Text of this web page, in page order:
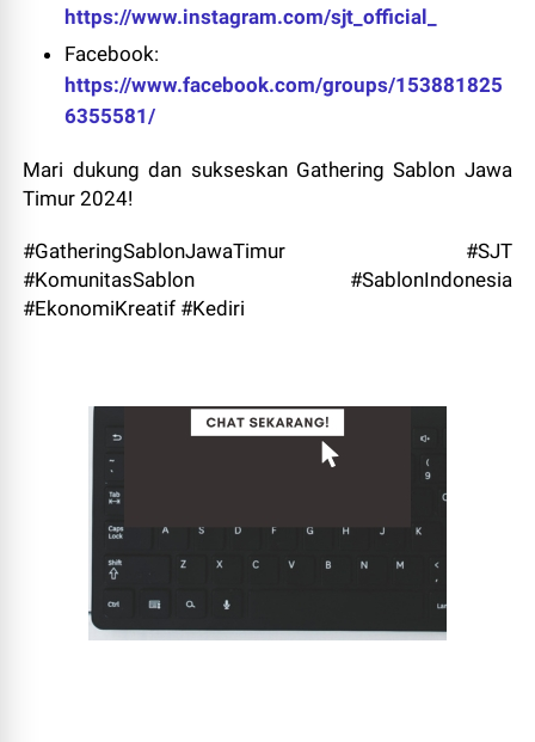
https://www.instagram.com/sjt_official_
Facebook:
https://www.facebook.com/groups/153881825
6355581/
Mari dukung dan sukseskan Gathering Sablon Jawa
Timur 2024!
#GatheringSablonJawaTimur #SJT
#KomunitasSablon #SablonIndonesia
#EkonomiKreatif #Kediri